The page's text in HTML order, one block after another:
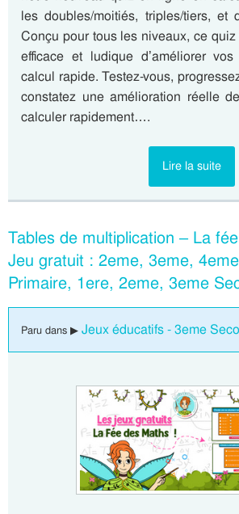
les doubles/moitiés, triples/tiers, et
Conçu pour tous les niveaux, ce
efficace et ludique d’améliorer
calcul rapide. Testez-vous,
constatez une amélioration réelle
calculer rapidement….
Lire la suite
Tables de multiplication – La
Jeu gratuit : 2eme, 3eme,
Primaire, 1ere, 2eme, 3eme
Paru dans ▶ Jeux éducatifs - 3eme